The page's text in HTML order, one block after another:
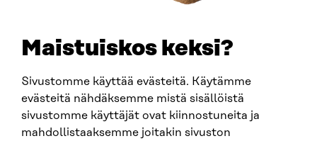
Maistuiskos keksi?
Sivustomme käyttää evästeitä. Käytämme
evästeitä nähdäksemme mistä sisällöistä
sivustomme käyttäjät ovat kiinnostuneita ja
mahdollistaaksemme joitakin sivuston
fornamn.efternamn@sitra.fi
SITRA PÅ SOCIALA MEDIER